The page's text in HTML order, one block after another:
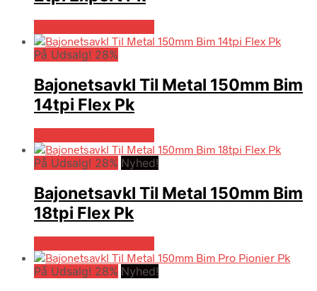
På Udsalg! 28%
Bajonetsavkl Til Metal 150mm Bim
14tpi Flex Pk
På Udsalg! 28% Nyhed!
Bajonetsavkl Til Metal 150mm Bim
18tpi Flex Pk
På Udsalg! 28% Nyhed!